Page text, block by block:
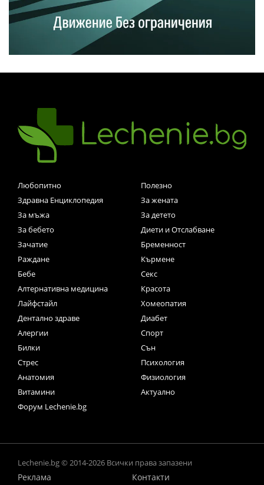
Любопитно
Полезно
Здравна Енциклопедия
За жената
За мъжа
За детето
За бебето
Диети и Отслабване
Зачатие
Бременност
Раждане
Кърмене
Бебе
Секс
Алтернативна медицина
Красота
Лайфстайл
Хомеопатия
Дентално здраве
Диабет
Алергии
Спорт
Билки
Сън
Стрес
Психология
Анатомия
Физиология
Витамини
Актуално
Форум Lechenie.bg
Lechenie.bg © 2014-2026 Всички права запазени
Реклама
Контакти